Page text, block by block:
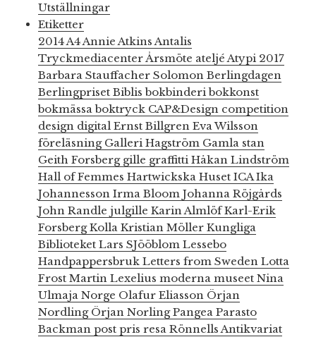
Utställningar
Etiketter
2014A4Annie AtkinsAntalis
TryckmediacenterÅrsmöte ateljéAtypi 2017
Barbara Stauffacher SolomonBerlingdagen
BerlingprisetBiblisbokbinderibokkonst
bokmässaboktryck CAP&Design competition
design digitalErnst BillgrenEva Wilsson
föreläsning Galleri Hagström Gamla stan
Geith Forsberg gille graffittiHåkan Lindström
Hall of FemmesHartwickska HusetICAIka
JohannessonIrma BloomJohanna Röjgårds
John RandlejulgilleKarin AlmlöfKarl-Erik
ForsbergKollaKristian MöllerKungliga
BiblioteketLars SJööblomLessebo
HandpappersbrukLetters from SwedenLotta
FrostMartin Lexeliusmoderna museetNina
UlmajaNorge Olafur Eliasson Örjan
Nordling Örjan NorlingPangeaParasto
BackmanpostprisresaRönnells Antikvariat